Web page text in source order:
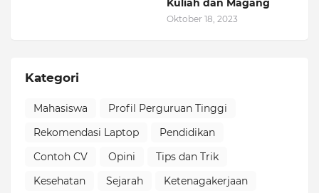
Kuliah dan Magang
Oktober 18, 2023
Kategori
Mahasiswa
Profil Perguruan Tinggi
Rekomendasi Laptop
Pendidikan
Contoh CV
Opini
Tips dan Trik
Kesehatan
Sejarah
Ketenagakerjaan